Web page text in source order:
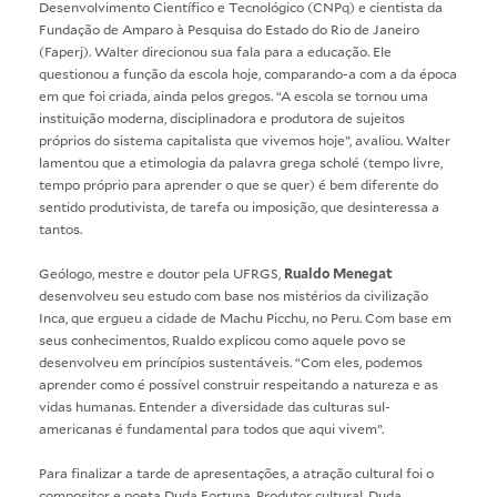
Desenvolvimento Científico e Tecnológico (CNPq) e cientista da
Fundação de Amparo à Pesquisa do Estado do Rio de Janeiro
(Faperj). Walter direcionou sua fala para a educação. Ele
questionou a função da escola hoje, comparando-a com a da época
em que foi criada, ainda pelos gregos. “A escola se tornou uma
instituição moderna, disciplinadora e produtora de sujeitos
próprios do sistema capitalista que vivemos hoje”, avaliou. Walter
lamentou que a etimologia da palavra grega scholé (tempo livre,
tempo próprio para aprender o que se quer) é bem diferente do
sentido produtivista, de tarefa ou imposição, que desinteressa a
tantos.
Geólogo, mestre e doutor pela UFRGS, Rualdo Menegat
desenvolveu seu estudo com base nos mistérios da civilização
Inca, que ergueu a cidade de Machu Picchu, no Peru. Com base em
seus conhecimentos, Rualdo explicou como aquele povo se
desenvolveu em princípios sustentáveis. “Com eles, podemos
aprender como é possível construir respeitando a natureza e as
vidas humanas. Entender a diversidade das culturas sul-
americanas é fundamental para todos que aqui vivem”.
Para finalizar a tarde de apresentações, a atração cultural foi o